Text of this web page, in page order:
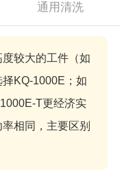
通用清洗
较大的工件（如
KQ-1000E；如
T更经济实
相同，主要区别